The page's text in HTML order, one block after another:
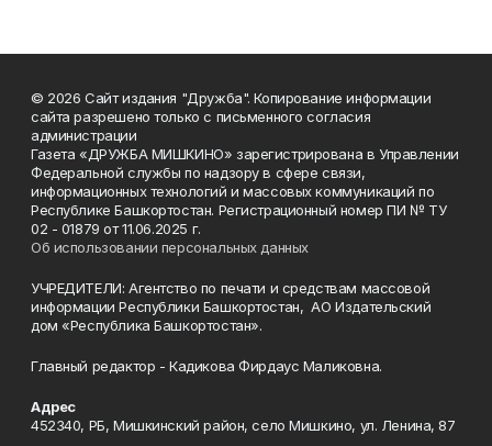
© 2026 Сайт издания "Дружба". Копирование информации
сайта разрешено только с письменного согласия
администрации
Газета «ДРУЖБА МИШКИНО» зарегистрирована в Управлении
Федеральной службы по надзору в сфере связи,
информационных технологий и массовых коммуникаций по
Республике Башкортостан. Регистрационный номер ПИ № ТУ
02 - 01879 от 11.06.2025 г.
Об использовании персональных данных
УЧРЕДИТЕЛИ: Агентство по печати и средствам массовой
информации Республики Башкортостан, АО Издательский
дом «Республика Башкортостан».
Главный редактор - Кадикова Фирдаус Маликовна.
Адрес
452340, РБ, Мишкинский район, село Мишкино, ул. Ленина, 87